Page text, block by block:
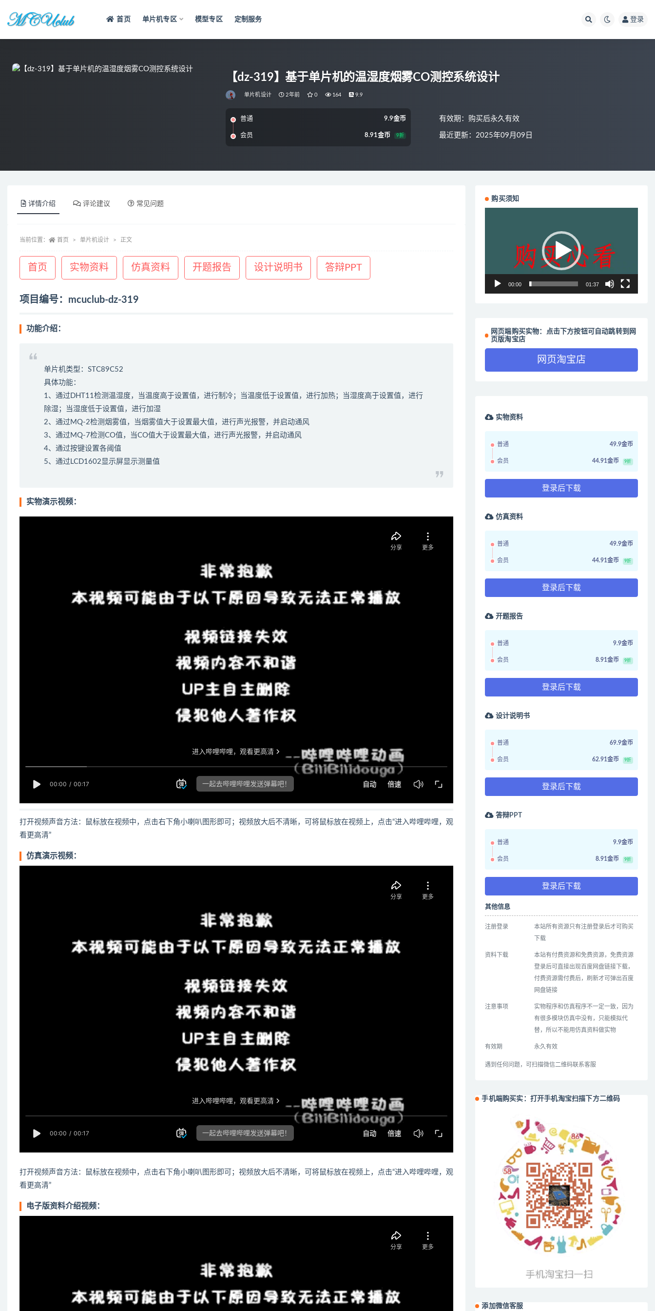
首页 单片机专区 模型专区 定制服务 登录
【dz-319】基于单片机的温湿度烟雾CO测控系统设计
单片机设计 2年前 0 164 9.9
普通 9.9金币
会员 8.91金币 9折
有效期：购买后永久有效
最近更新：2025年09月09日
详情介绍 评论建议 常见问题
当前位置： 首页 单片机设计 正文
首页 实物资料 仿真资料 开题报告 设计说明书 答辩PPT
项目编号：mcuclub-dz-319
功能介绍：
单片机类型：STC89C52
具体功能：
1、通过DHT11检测温湿度，当温度高于设置值，进行制冷；当温度低于设置值，进行加热；当湿度高于设置值，进行
除湿；当湿度低于设置值，进行加湿
2、通过MQ-2检测烟雾值，当烟雾值大于设置最大值，进行声光报警，并启动通风
3、通过MQ-7检测CO值，当CO值大于设置最大值，进行声光报警，并启动通风
4、通过按键设置各阈值
5、通过LCD1602显示屏显示测量值
实物演示视频：
打开视频声音方法：鼠标放在视频中，点击右下角小喇叭图形即可；视频放大后不清晰，可将鼠标放在视频上，点击“进入哔哩哔哩，观
看更高清”
仿真演示视频：
打开视频声音方法：鼠标放在视频中，点击右下角小喇叭图形即可；视频放大后不清晰，可将鼠标放在视频上，点击“进入哔哩哔哩，观
看更高清”
电子版资料介绍视频：
购买须知
00:00 01:37
网页端购买实物：点击下方按钮可自动跳转到网
页版淘宝店
网页淘宝店
实物资料
普通 49.9金币
会员 44.91金币 9折
登录后下载
仿真资料
普通 49.9金币
会员 44.91金币 9折
登录后下载
开题报告
普通 9.9金币
会员 8.91金币 9折
登录后下载
设计说明书
普通 69.9金币
会员 62.91金币 9折
登录后下载
答辩PPT
普通 9.9金币
会员 8.91金币 9折
登录后下载
其他信息
注册登录
本站所有资源只有注册登录后才可购买
下载
资料下载
本站有付费资源和免费资源，免费资源
登录后可直接出现百度网盘链接下载，
付费资源需付费后，刷新才可弹出百度
网盘链接
注意事项
实物程序和仿真程序不一定一致，因为
有很多模块仿真中没有，只能模拟代
替，所以不能用仿真资料做实物
有效期 永久有效
遇到任何问题，可扫描微信二维码联系客服
手机端购买实：打开手机淘宝扫描下方二维码
添加微信客服